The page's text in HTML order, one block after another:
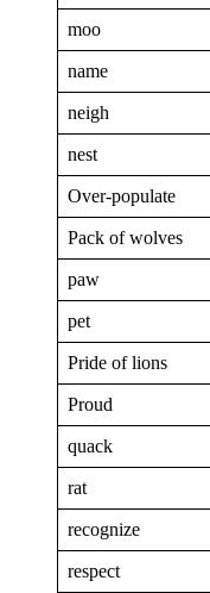
moo
name
neigh
nest
Over-populate
Pack of wolves
paw
pet
Pride of lions
Proud
quack
rat
recognize
respect